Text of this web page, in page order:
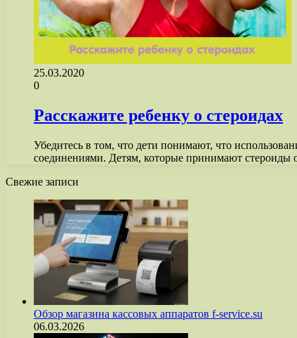
25.03.2020
0
Расскажите ребенку о стероидах
Убедитесь в том, что дети понимают, что
соединениями. Детям, которые принимают
Свежие записи
Обзор магазина кассовых аппаратов f-service.su
06.03.2026